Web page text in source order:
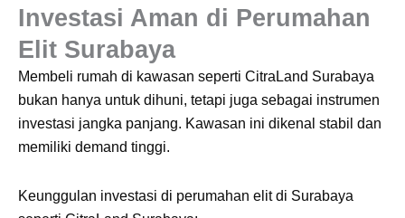
Investasi Aman di Perumahan
Elit Surabaya
Membeli rumah di kawasan seperti CitraLand Surabaya
bukan hanya untuk dihuni, tetapi juga sebagai instrumen
investasi jangka panjang. Kawasan ini dikenal stabil dan
memiliki demand tinggi.
Keunggulan investasi di perumahan elit di Surabaya